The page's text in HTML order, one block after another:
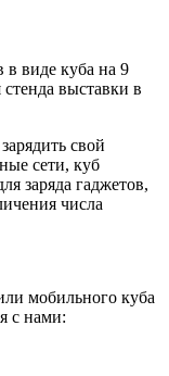
в виде куба на 9
выставки в
свой
сети, куб
заряда гаджетов,
числа
мобильного куба
с нами: